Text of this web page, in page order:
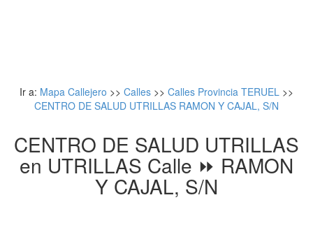
Ir a: Mapa Callejero >> Calles >> Calles Provincia TERUEL >>
CENTRO DE SALUD UTRILLAS RAMON Y CAJAL, S/N
CENTRO DE SALUD UTRILLAS
en UTRILLAS Calle ⏩ RAMON
Y CAJAL, S/N